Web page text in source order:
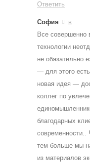
Ответить
София
в
Все совершенно
технологии
не обязательно
— для этого
новая идея —
коллег по
благодарных
современности..
тем больше мы
из материалов